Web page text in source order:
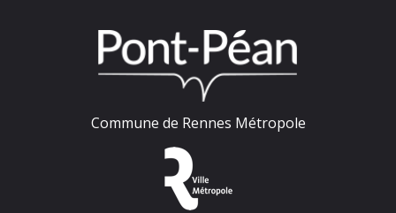
Commune de Rennes Métropole